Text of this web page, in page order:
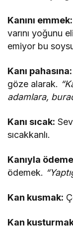
Kanını emmek:
varını yoğunu
emiyor bu
Kanı pahasına:
göze alarak.
adamlara,
Kanı sıcak:
sıcakkanlı.
Kanıyla
ödemek.
Kan kusmak:
Kan